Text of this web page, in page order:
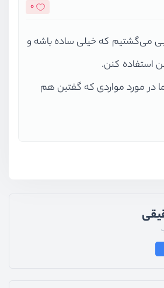
0
می‌گشتیم که خیلی ساده باشه و
استفاده کنن.
در مورد مواردی که گفتین هم